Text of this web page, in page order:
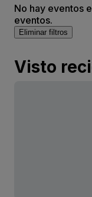
No hay eventos
eventos.
Eliminar filtros
Visto